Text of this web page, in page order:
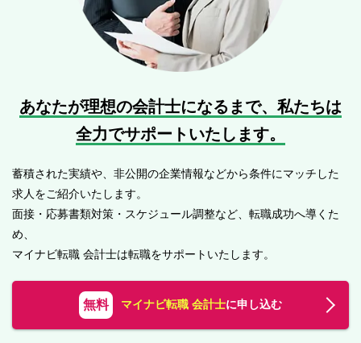
あなたが理想の会計士になるまで、 私たちは
全力でサポートいたします。
蓄積された実績や、非公開の企業情報などから条件にマッチした
求人をご紹介いたします。
面接・応募書類対策・スケジュール調整など、転職成功へ導くた
め、
マイナビ転職 会計士は転職をサポートいたします。
無料 マイナビ転職 会計士に申し込む